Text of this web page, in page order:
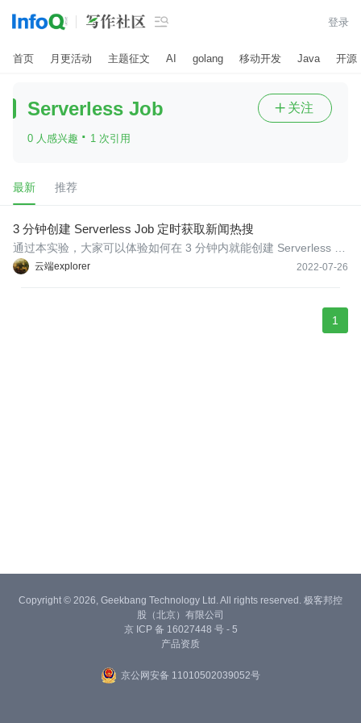
 登录
首页 月更活动 主题征文 AI golang 移动开发 Java 开源
Serverless Job
0 人感兴趣 · 1 次引用
 关注
最新 推荐
3 分钟创建 Serverless Job 定时获取新闻热搜
云端explorer 2022-07-26
通过本实验，大家可以体验如何在 3 分钟内就能创建 Serverless Jo
b 定时获取最新新闻热搜，及如何将 XXL-JOB 零改造迁移到 Serve
1
Copyright © 2026, Geekbang Technology Ltd. All rights reserved. 极客邦控
股（北京）有限公司
京 ICP 备 16027448 号 - 5
产品资质
京公网安备 11010502039052号